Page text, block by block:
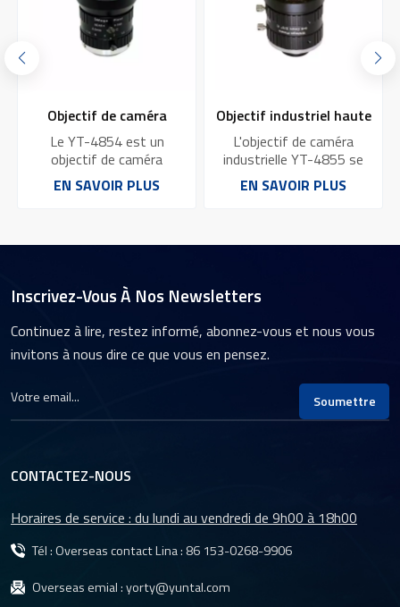
Objectif de caméra
industriel haute
performance YT-4854
avec capteur 5 MP
Le YT-4854 est un
objectif de caméra
industriel hautes
performances qui offre
de qualité
4854 offre une excellente
résolution et une
pour une large gamme
d'applications industrielles,
industrielle, le contrôle
l'inspection de la qualité.
EN SAVOIR PLUS
Objectif industriel haute
résolution 10 MP à
monture C YT-4855 :
excellente qualité
L'objectif de caméra
industrielle YT-4855 se
caractérise par sa haute
résolution de 10
optique avancée et des
possède une large gamme
EN SAVOIR PLUS
Inscrivez-Vous À Nos Newsletters
Continuez à lire, restez informé, abonnez-vous et nous vous
invitons à nous dire ce que vous en pensez.
Soumettre
CONTACTEZ-NOUS
Horaires de service : du lundi au vendredi de 9h00 à 18h00
Tél : Overseas contact Lina : 86 153-0268-9906
Overseas emial :yorty@yuntal.com